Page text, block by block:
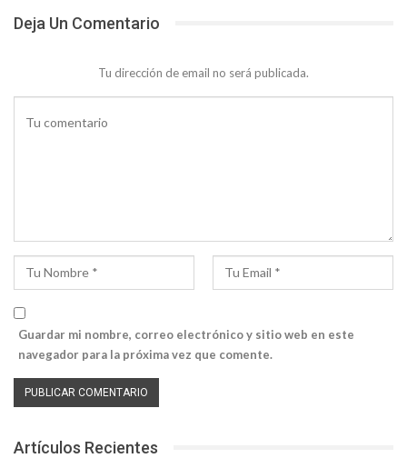
Deja Un Comentario
Tu dirección de email no será publicada.
Guardar mi nombre, correo electrónico y sitio web en este
navegador para la próxima vez que comente.
Artículos Recientes